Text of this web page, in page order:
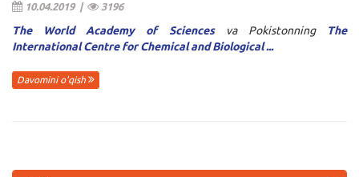
10.04.2019 | 3196
The World Academy of Sciencesva Pokistonning
The
International Centre for Chemical and Biological ...
Davomini o'qish